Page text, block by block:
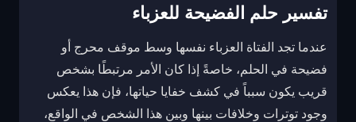
تفسير حلم الفضيحة للعزباء
عندما تجد الفتاة العزباء نفسها وسط موقف محرج أو
فضيحة في الحلم، خاصةً إذا كان الأمر مرتبطًا بشخص
قريب يكون سبباً في كشف خفايا حياتها، فإن هذا يعكس
وجود توترات وخلافات بينها وبين هذا الشخص في الواقع،